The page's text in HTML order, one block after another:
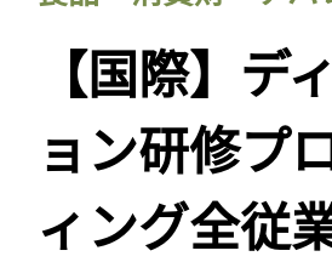
【国際】デ
ョン研修プ
ィング全従